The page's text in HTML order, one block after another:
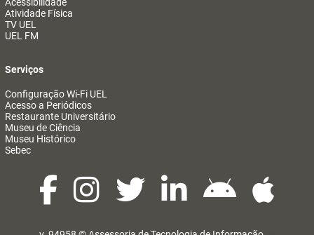
Atividade Física
TV UEL
UEL FM
Serviços
Configuração Wi-Fi UEL
Acesso a Periódicos
Restaurante Universitário
Museu de Ciência
Museu Histórico
Sebec